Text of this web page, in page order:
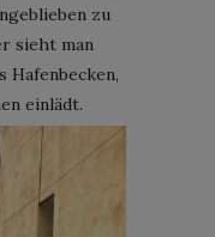
zu
sieht man
Hafenbecken,
einlädt.